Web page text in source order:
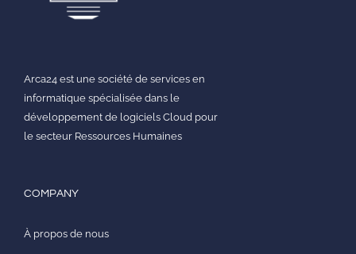
Arca24 est une société de services en
informatique spécialisée dans le
développement de logiciels Cloud pour
le secteur Ressources Humaines
COMPANY
À propos de nous